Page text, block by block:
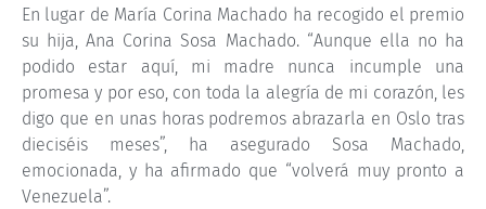
En lugar de María Corina Machado ha recogido el premio
su hija, Ana Corina Sosa Machado. “Aunque ella no ha
podido estar aquí, mi madre nunca incumple una
promesa y por eso, con toda la alegría de mi corazón, les
digo que en unas horas podremos abrazarla en Oslo tras
dieciséis meses”, ha asegurado Sosa Machado,
emocionada, y ha afirmado que “volverá muy pronto a
Venezuela”.